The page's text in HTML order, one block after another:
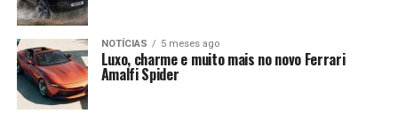
NOTÍCIAS 5 meses ago
Luxo, charme e muito mais no novo Ferrari
Amalfi Spider